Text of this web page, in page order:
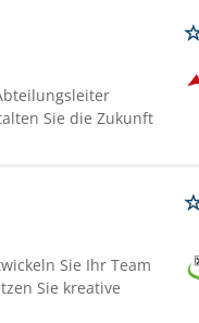
Sie die Zukunft
Sie Ihr Team
Sie kreative